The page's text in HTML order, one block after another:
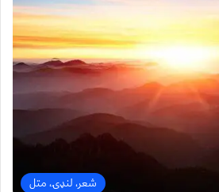
شعر، لنډۍ، متل